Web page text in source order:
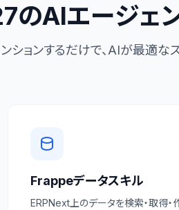
のAIエージェ
ションするだけで、AIが最適な
Frappeデータスキル
ERPNext上のデータを検索・取得・